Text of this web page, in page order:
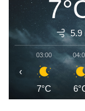
5.9
03:00
7°C
‹